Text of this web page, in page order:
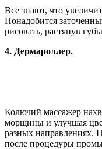
Все знают, что
Понадобится
рисовать, растянув
4. Дермароллер.
Колючий массажер
морщины и улучшая
разных направлениях.
после процедуры